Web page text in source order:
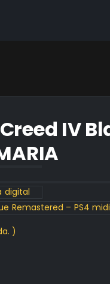
IV
digital
Remastered – PS4
)